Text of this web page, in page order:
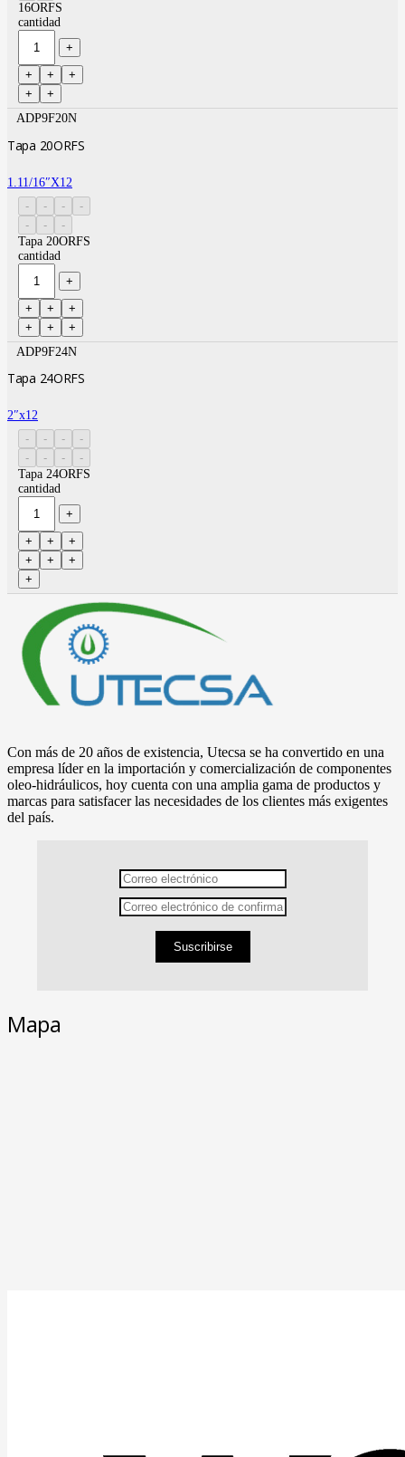
16ORFS
cantidad
ADP9F20N
Tapa 20ORFS
1.11/16″X12
Tapa 20ORFS
cantidad
ADP9F24N
Tapa 24ORFS
2″x12
Tapa 24ORFS
cantidad
Con más de 20 años de existencia, Utecsa se ha convertido en una
empresa líder en la importación y comercialización de componentes
oleo-hidráulicos, hoy cuenta con una amplia gama de productos y
marcas para satisfacer las necesidades de los clientes más exigentes
del país.
Suscribirse
Mapa